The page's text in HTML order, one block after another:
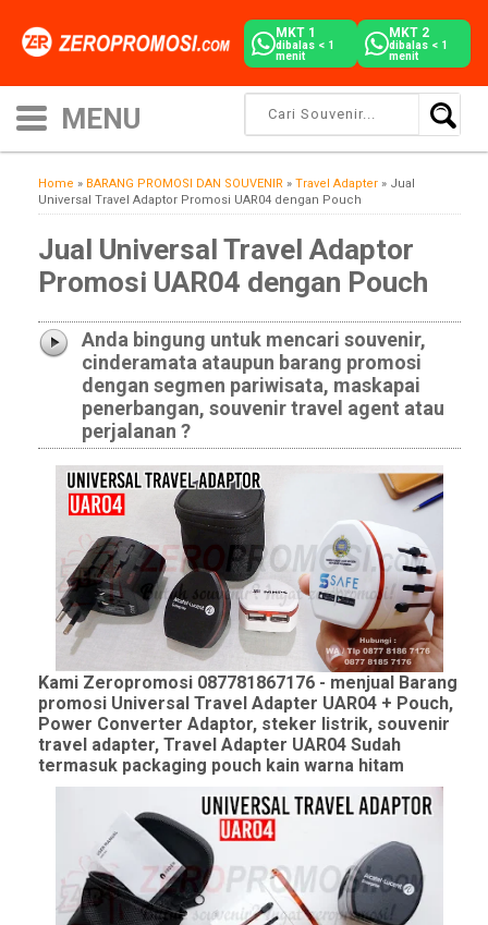
MKT 1
dibalas < 1
menit
MKT 2
dibalas < 1
menit
Home » BARANG PROMOSI DAN SOUVENIR » Travel Adapter » Jual
Universal Travel Adaptor Promosi UAR04 dengan Pouch
Jual Universal Travel Adaptor
Promosi UAR04 dengan Pouch
Anda bingung untuk mencari souvenir,
cinderamata ataupun barang promosi
dengan segmen pariwisata, maskapai
penerbangan, souvenir travel agent atau
perjalanan ?
Kami Zeropromosi 087781867176 - menjual Barang
promosi Universal Travel Adapter UAR04 + Pouch,
Power Converter Adaptor, steker listrik, souvenir
travel adapter, Travel Adapter UAR04 Sudah
termasuk packaging pouch kain warna hitam